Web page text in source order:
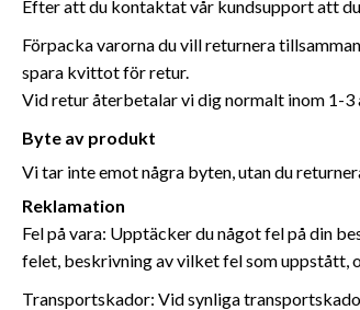
Efter att du kontaktat vår kundsupport att
Förpacka varorna du vill returnera
spara kvittot för retur.
Vid retur återbetalar vi dig normalt inom 1-
Byte av produkt
Vi tar inte emot några byten, utan du
Reklamation
Fel på vara: Upptäcker du något fel på din
felet, beskrivning av vilket fel som uppstått,
Transportskador: Vid synliga